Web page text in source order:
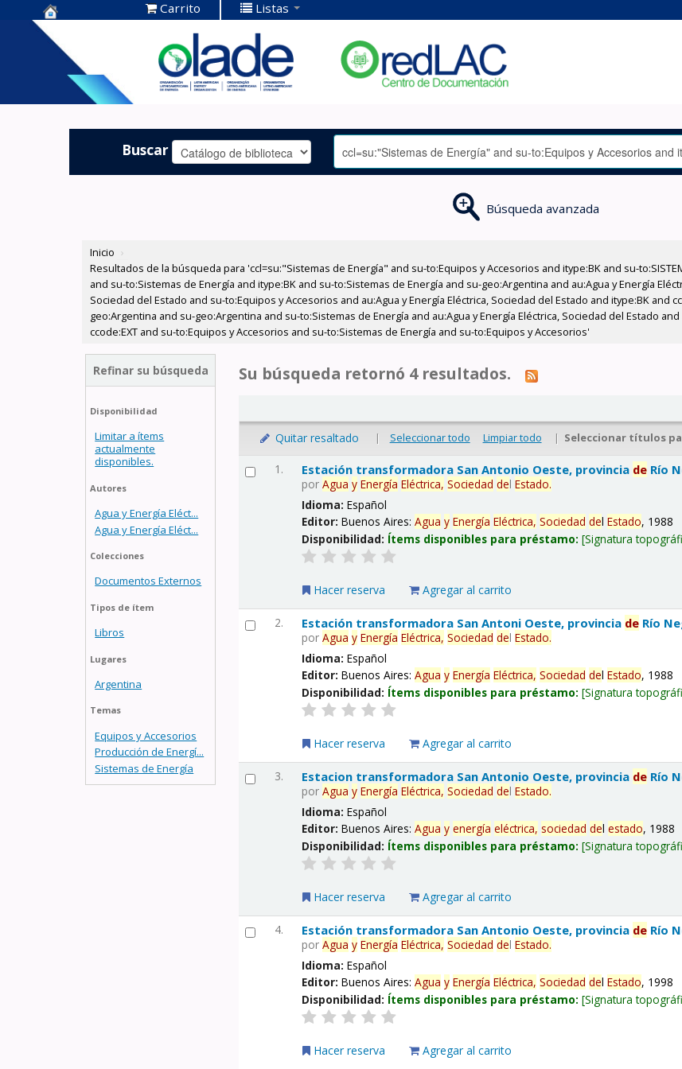
Centro de
Documentación
OLADE -
Carrito Listas
Buscar
Búsqueda avanzada
Inicio ›
Resultados de la búsqueda para 'ccl=su:"Sistemas de Energía" and su-to:Equipos y Accesorios and itype:BK and su-
and su-to:Sistemas de Energía and itype:BK and su-to:Sistemas de Energía and su-geo:Argentina and au:Agua y Energía
Sociedad del Estado and su-to:Equipos y Accesorios and au:Agua y Energía Eléctrica, Sociedad del Estado and itype:BK and
geo:Argentina and su-geo:Argentina and su-to:Sistemas de Energía and au:Agua y Energía Eléctrica, Sociedad del Estado
ccode:EXT and su-to:Equipos y Accesorios and su-to:Sistemas de Energía and su-to:Equipos y Accesorios'
Refinar su búsqueda
Disponibilidad
Limitar a ítems
actualmente
disponibles.
Autores
Agua y Energía Eléct...
Agua y Energía Eléct...
Colecciones
Documentos Externos
Tipos de ítem
Libros
Lugares
Argentina
Temas
Equipos y Accesorios
Producción de Energí...
Sistemas de Energía
Su búsqueda retornó 4 resultados.
Quitar resaltado | Seleccionar todo Limpiar todo | Seleccionar títulos
1. Estación transformadora San Antonio Oeste, provincia de Río
porAgua y Energía Eléctrica, Sociedad delEstado.
Idioma:Español
Editor:Buenos Aires:Agua y Energía Eléctrica, Sociedad delEstado, 1988
Disponibilidad: Ítems disponibles para préstamo: Signatura
Hacer reserva Agregar al carrito
2. Estación transformadora San Antoni Oeste, provincia de Río
porAgua y Energía Eléctrica, Sociedad delEstado.
Idioma:Español
Editor:Buenos Aires:Agua y Energía Eléctrica, Sociedad delEstado, 1988
Disponibilidad: Ítems disponibles para préstamo: Signatura
Hacer reserva Agregar al carrito
3. Estacion transformadora San Antonio Oeste, provincia de Río
porAgua y Energía Eléctrica, Sociedad delEstado.
Idioma:Español
Editor:Buenos Aires:Agua y energía eléctrica, sociedad delestado, 1988
Disponibilidad: Ítems disponibles para préstamo: Signatura
Hacer reserva Agregar al carrito
4. Estación transformadora San Antonio Oeste, provincia de Río
porAgua y Energía Eléctrica, Sociedad delEstado.
Idioma:Español
Editor:Buenos Aires:Agua y Energía Eléctrica, Sociedad delEstado, 1998
Disponibilidad: Ítems disponibles para préstamo: Signatura
Hacer reserva Agregar al carrito